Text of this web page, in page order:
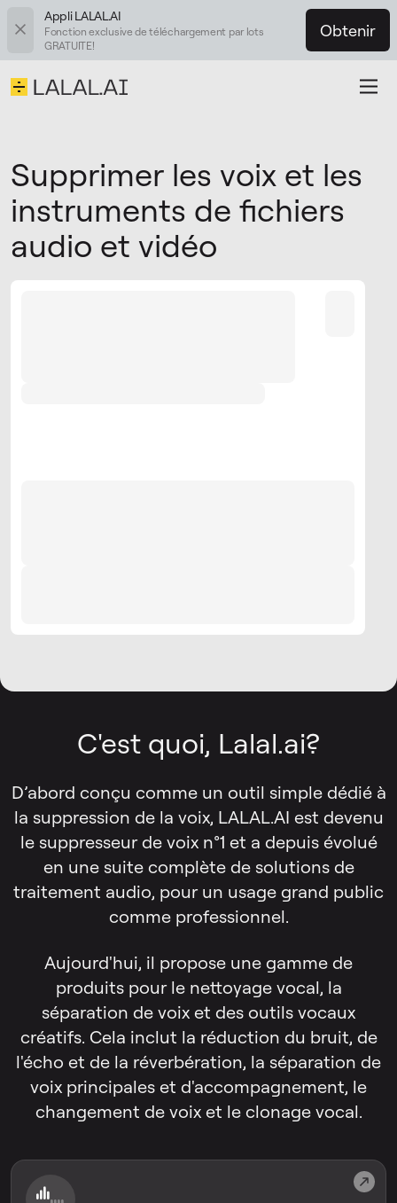
Appli LALAL.AI
Fonction exclusive de téléchargement par lots
GRATUITE!
Obtenir
Supprimer les voix et les
instruments de fichiers
audio et vidéo
C'est quoi, Lalal.ai?
D’abord conçu comme un outil simple dédié à
la suppression de la voix, LALAL.AI est devenu
le suppresseur de voix n°1 et a depuis évolué
en une suite complète de solutions de
traitement audio, pour un usage grand public
comme professionnel.
Aujourd'hui, il propose une gamme de
produits pour le nettoyage vocal, la
séparation de voix et des outils vocaux
créatifs. Cela inclut la réduction du bruit, de
l'écho et de la réverbération, la séparation de
voix principales et d'accompagnement, le
changement de voix et le clonage vocal.